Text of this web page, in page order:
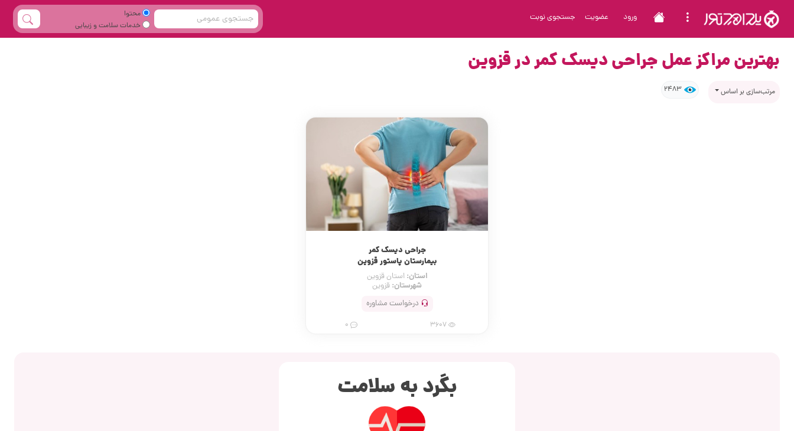
ورود عضویت جستجوی نوبت
محتوا
خدمات سلامت و زیبایی
بهترین مراکز عمل جراحی دیسک کمر در قزوین
مرتب‌سازی بر اساس 2483
جراحی دیسک کمر
بیمارستان پاستور قزوین
استان:استان قزوین
شهرستان: قزوین
درخواست مشاوره
3607
0
بگرد به سلامت